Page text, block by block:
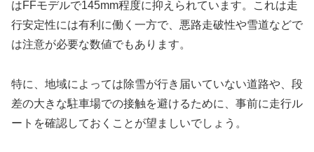
はFFモデルで145mm程度に抑えられています。これは走
行安定性には有利に働く一方で、悪路走破性や雪道などで
は注意が必要な数値でもあります。
特に、地域によっては除雪が行き届いていない道路や、段
差の大きな駐車場での接触を避けるために、事前に走行ル
ートを確認しておくことが望ましいでしょう。